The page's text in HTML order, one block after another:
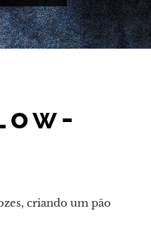
criando um pão